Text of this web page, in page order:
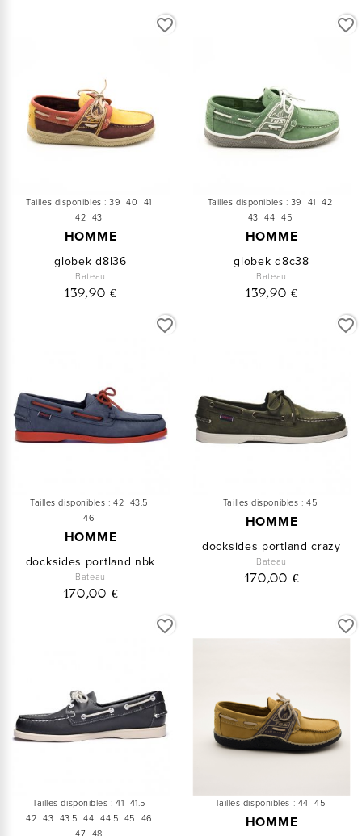
Tailles disponibles : 39 40 41
42 43
HOMME
globek d8l36
Bateau
139,90 €
favorite_border
Tailles disponibles : 39 41 42
43 44 45
HOMME
globek d8c38
Bateau
139,90 €
favorite_border
Tailles disponibles : 42 43.5
46
HOMME
docksides portland nbk
Bateau
170,00 €
favorite_border
Tailles disponibles : 45
HOMME
docksides portland crazy
Bateau
170,00 €
favorite_border
Tailles disponibles : 41 41.5
42 43 43.5 44 44.5 45 46
favorite_border
Tailles disponibles : 44 45
HOMME
favorite_border